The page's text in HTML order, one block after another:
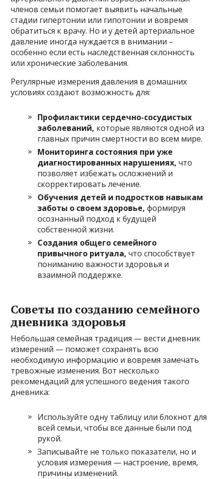
членов семьи помогает выявить начальные
стадии гипертонии или гипотонии и вовремя
обратиться к врачу. Но и у детей артериальное
давление иногда нуждается в внимании –
особенно если есть наследственная склонность
или хронические заболевания.
Регулярные измерения давления в домашних
условиях создают возможность для:
Профилактики сердечно-сосудистых
заболеваний, которые являются одной из
главных причин смертности во всем мире.
Мониторинга состояния при уже
диагностированных нарушениях, что
позволяет избежать осложнений и
скорректировать лечение.
Обучения детей и подростков навыкам
заботы о своем здоровье, формируя
осознанный подход к будущей
собственной жизни.
Создания общего семейного
привычного ритуала, что способствует
пониманию важности здоровья и
взаимной поддержке.
Советы по созданию семейного
дневника здоровья
Небольшая семейная традиция — вести дневник
измерений — поможет сохранять всю
необходимую информацию и вовремя замечать
тревожные изменения. Вот несколько
рекомендаций для успешного ведения такого
дневника:
Используйте одну таблицу или блокнот для
всей семьи, чтобы все данные были под
рукой.
Записывайте не только показатели, но и
условия измерения — настроение, время,
причины изменений.